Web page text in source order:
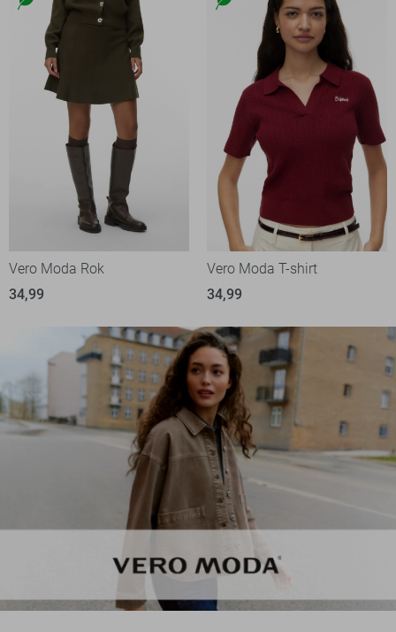
Vero Moda Rok
34,99
Vero Moda T-shirt
34,99